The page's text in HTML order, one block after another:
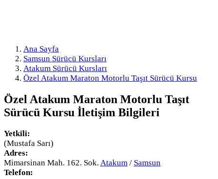
Ana Sayfa
Samsun Sürücü Kursları
Atakum Sürücü Kursları
Özel Atakum Maraton Motorlu Taşıt Sürücü Kursu
Özel Atakum Maraton Motorlu Taşıt
Sürücü Kursu İletişim Bilgileri
Yetkili:
(Mustafa Sarı)
Adres:
Mimarsinan Mah. 162. Sok. Atakum / Samsun
Telefon: